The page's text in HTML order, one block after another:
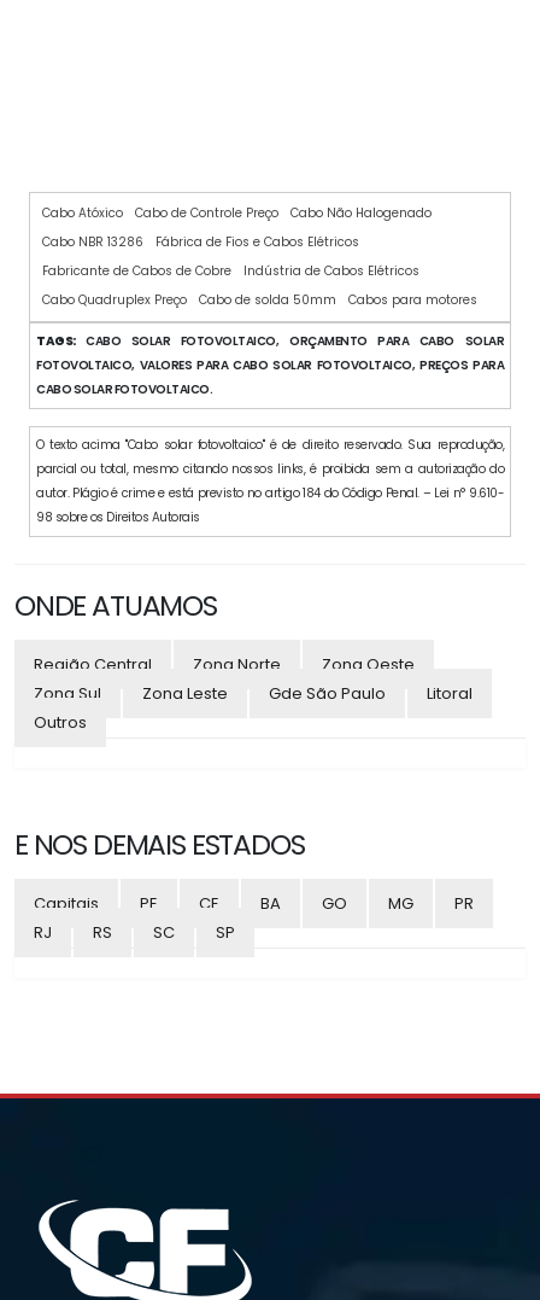
Cabo Atóxico Cabo de Controle Preço
Cabo Não Halogenado
Cabo NBR 13286
Fábrica de Fios e Cabos Elétricos
Fabricante de Cabos de Cobre
Indústria de Cabos Elétricos
Cabo Quadruplex Preço
Cabo de solda 50mm Cabos para motores
TAGS:CABO SOLAR FOTOVOLTAICO, ORÇAMENTO PARA CABO SOLAR
FOTOVOLTAICO, VALORES PARA CABO SOLAR FOTOVOLTAICO, PREÇOS PARA
CABO SOLAR FOTOVOLTAICO.
O texto acima "Cabo solar fotovoltaico" é de direito reservado. Sua reprodução,
parcial ou total, mesmo citando nossos links, é proibida sem a autorização do
autor. Plágio é crime e está previsto no artigo 184 do Código Penal. – Lei n° 9.610-
98 sobre os Direitos Autorais
ONDE ATUAMOS
Região Central Zona Norte
Zona Oeste
Zona Sul
Zona Leste Gde São Paulo
Litoral
Outros
E NOS DEMAIS ESTADOS
Capitais PE CE BA GO MG
PR
RJ
RS SC SP